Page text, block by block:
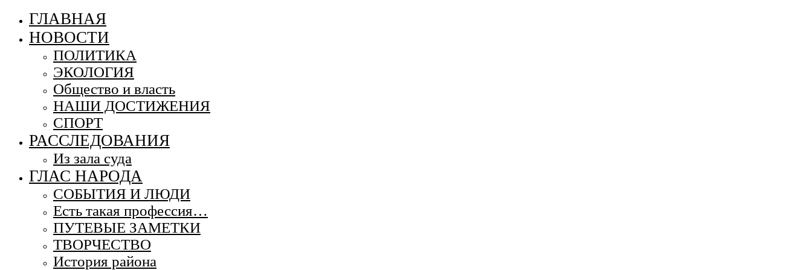
ГЛАВНАЯ
НОВОСТИ
ПОЛИТИКА
ЭКОЛОГИЯ
Общество и власть
НАШИ ДОСТИЖЕНИЯ
СПОРТ
РАССЛЕДОВАНИЯ
Из зала суда
ГЛАС НАРОДА
СОБЫТИЯ И ЛЮДИ
Есть такая профессия…
ПУТЕВЫЕ ЗАМЕТКИ
ТВОРЧЕСТВО
История района